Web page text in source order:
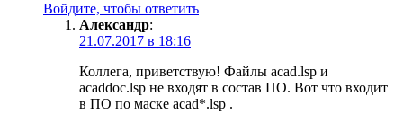
Войдите, чтобы ответить
Александр:
21.07.2017 в 18:16
Коллега, приветствую! Файлы acad.lsp и
acaddoc.lsp не входят в состав ПО. Вот что входит
в ПО по маске acad*.lsp .